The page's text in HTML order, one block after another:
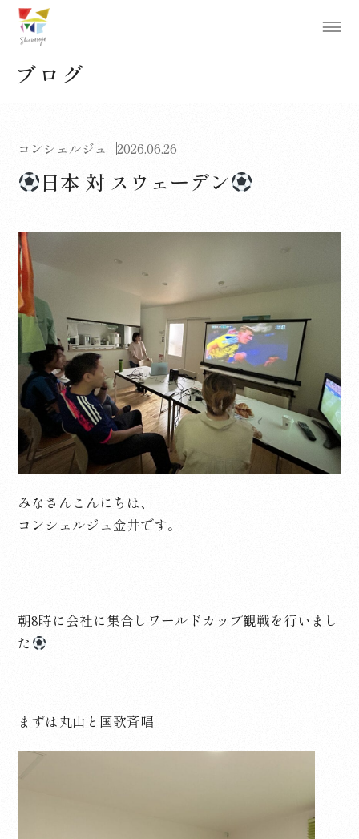
ブログ
コンシェルジュ 2026.06.26
日本 対 スウェーデン
みなさんこんにちは、
コンシェルジュ金井です。
朝8時に会社に集合しワールドカップ観戦を行いまし
た
まずは丸山と国歌斉唱